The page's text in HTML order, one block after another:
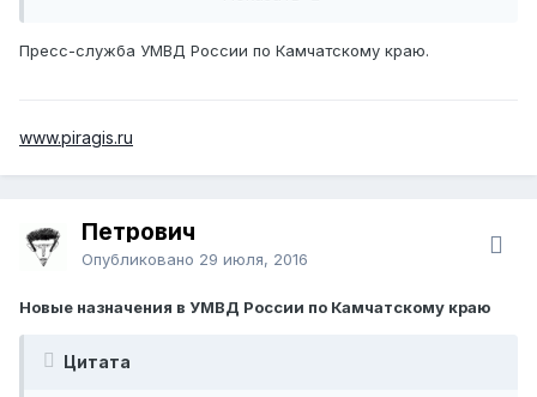
города оперуполномоченным. Проходил службу на
в службе" II и III степени.
Подполковник полиции Сергей Гавриленко служит в
милиционера до начальника отдела г. Вилючинск.
Служил в различных подразделениях: патрульно-
постовой службе, уголовном розыске, дежурной части.
окончил Дальневосточный государственный
отличие в службе" I, II и III степени.
Пресс-служба УМВД России по Камчатскому краю.
www.piragis.ru
Петрович
Опубликовано 29 июля, 2016
Новые назначения в УМВД России по Камчатскому краю
Цитата